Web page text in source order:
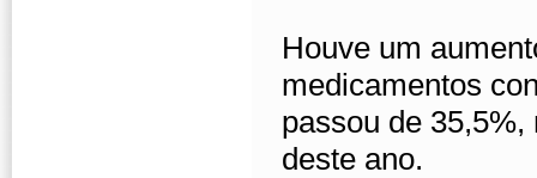
Houve um
medicamentos
passou de
deste ano.